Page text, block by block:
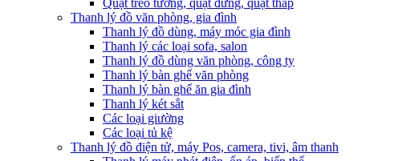
Quạt treo tường, quạt đứng, quạt tháp
Thanh lý đồ văn phòng, gia đình
Thanh lý đồ dùng, máy móc gia đình
Thanh lý các loại sofa, salon
Thanh lý đồ dùng văn phòng, công ty
Thanh lý bàn ghế văn phòng
Thanh lý bàn ghế ăn gia đình
Thanh lý két sắt
Các loại giường
Các loại tủ kệ
Thanh lý đồ điện tử, máy Pos, camera, tivi, âm thanh